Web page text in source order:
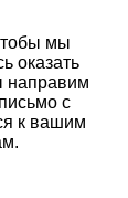
мы
оказать
направим
с
к вашим